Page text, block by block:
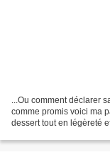
...Ou comment déclarer
comme promis voici ma
dessert tout en légèreté